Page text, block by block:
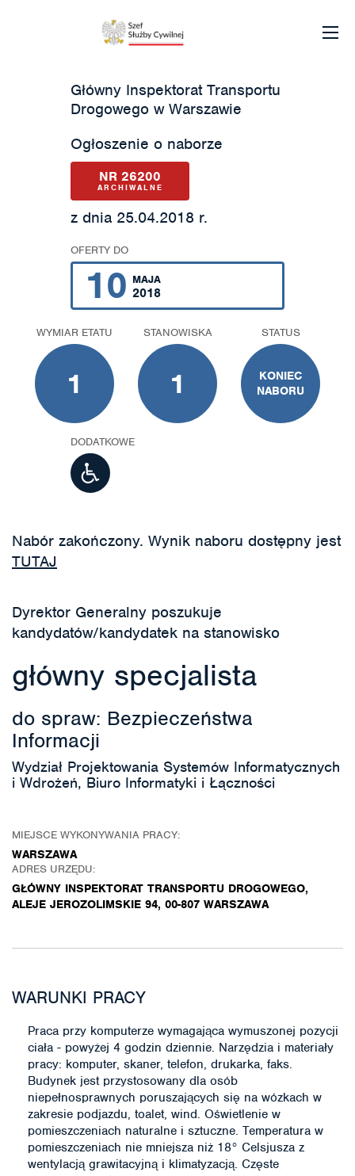
Główny Inspektorat Transportu
Drogowego w Warszawie
Ogłoszenie o naborze
NR 26200
ARCHIWALNE
z dnia 25.04.2018 r.
OFERTY DO
10 MAJA
2018
WYMIAR ETATU
1
STANOWISKA
1
STATUS
KONIEC
NABORU
DODATKOWE
Nabór zakończony. Wynik naboru dostępny jest
TUTAJ
Dyrektor Generalny poszukuje
kandydatów/kandydatek na stanowisko
główny specjalista
do spraw: Bezpieczeństwa
Informacji
Wydział Projektowania Systemów Informatycznych
i Wdrożeń, Biuro Informatyki i Łączności
MIEJSCE WYKONYWANIA PRACY:
WARSZAWA
ADRES URZĘDU:
GŁÓWNY INSPEKTORAT TRANSPORTU DROGOWEGO,
ALEJE JEROZOLIMSKIE 94, 00-807 WARSZAWA
WARUNKI PRACY
Praca przy komputerze wymagająca wymuszonej pozycji
ciała - powyżej 4 godzin dziennie. Narzędzia i materiały
pracy: komputer, skaner, telefon, drukarka, faks.
Budynek jest przystosowany dla osób
niepełnosprawnych poruszających się na wózkach w
zakresie podjazdu, toalet, wind. Oświetlenie w
pomieszczeniach naturalne i sztuczne. Temperatura w
pomieszczeniach nie mniejsza niż 18° Celsjusza z
wentylacją grawitacyjną i klimatyzacją. Częste